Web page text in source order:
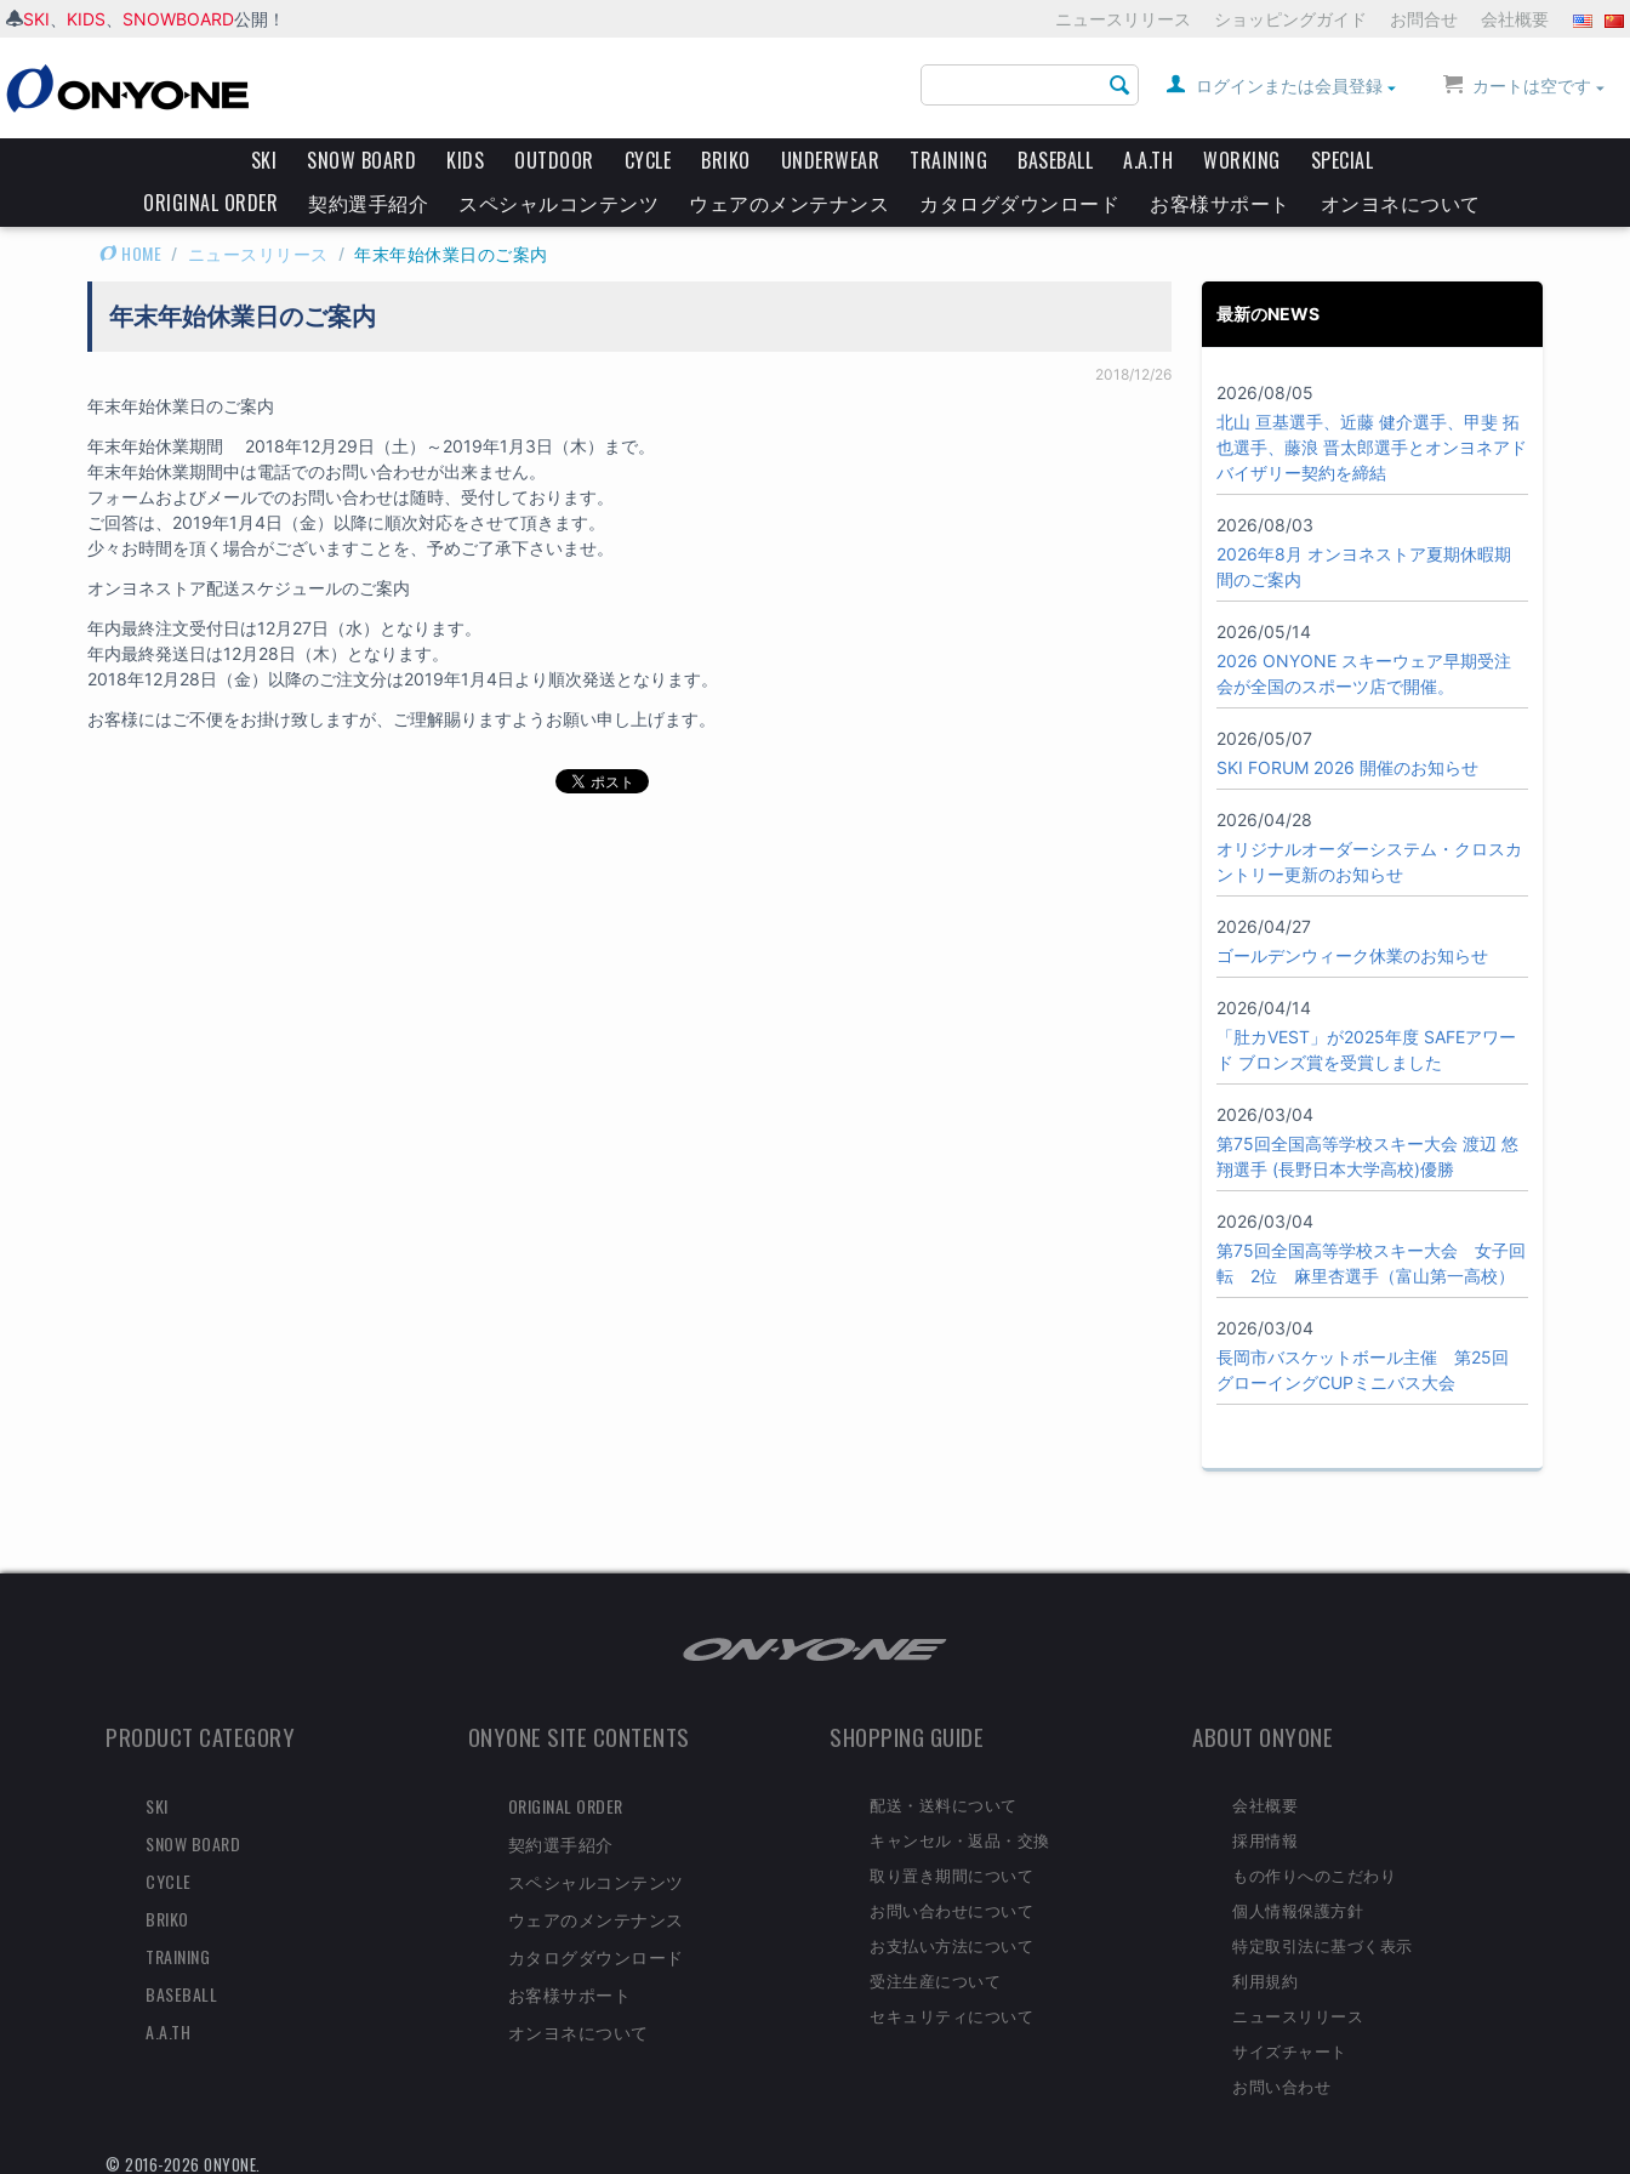
SKI KIDS SNOWBOARD公開！ ニュースリリース ショッピングガイド お問合せ 会社概要
カートは空です
ログインまたは会員登録
SKI SNOW BOARD KIDS OUTDOOR CYCLE BRIKO UNDERWEAR TRAINING BASEBALL A.A.TH WORKING
SPECIAL
ORIGINAL ORDER
契約選手紹介 スペシャルコンテンツ ウェアのメンテナンス カタログダウンロード お客様サポート オンヨネについて
HOME / ニュースリリース / 年末年始休業日のご案内
年末年始休業日のご案内
2018/12/26
年末年始休業日のご案内
年末年始休業期間 2018年12月29日（土）～2019年1月3日（木）まで。
年末年始休業期間中は電話でのお問い合わせが出来ません。
フォームおよびメールでのお問い合わせは随時、受付しております。
ご回答は、2019年1月4日（金）以降に順次対応をさせて頂きます。
少々お時間を頂く場合がございますことを、予めご了承下さいませ。
オンヨネストア配送スケジュールのご案内
年内最終注文受付日は12月27日（水）となります。
年内最終発送日は12月28日（木）となります。
2018年12月28日（金）以降のご注文分は2019年1月4日より順次発送となります。
お客様にはご不便をお掛け致しますが、ご理解賜りますようお願い申し上げます。
最新のNEWS
2026/08/05
北山 亘基選手、近藤 健介選手、甲斐 拓
也選手、藤浪 晋太郎選手とオンヨネアド
バイザリー契約を締結
2026/08/03
2026年8月 オンヨネストア夏期休暇期
間のご案内
2026/05/14
2026 ONYONE スキーウェア早期受注
会が全国のスポーツ店で開催。
2026/05/07
SKI FORUM 2026 開催のお知らせ
2026/04/28
オリジナルオーダーシステム・クロスカ
ントリー更新のお知らせ
2026/04/27
ゴールデンウィーク休業のお知らせ
2026/04/14
「肚カVEST」が2025年度 SAFEアワー
ド ブロンズ賞を受賞しました
2026/03/04
第75回全国高等学校スキー大会 渡辺 悠
翔選手 (長野日本大学高校)優勝
2026/03/04
第75回全国高等学校スキー大会 女子回
転 2位 麻里杏選手（富山第一高校）
2026/03/04
長岡市バスケットボール主催 第25回
グローイングCUPミニバス大会
PRODUCT CATEGORY
SKI
SNOW BOARD
CYCLE
BRIKO
TRAINING
BASEBALL
A.A.TH
ONYONE SITE CONTENTS
ORIGINAL ORDER
契約選手紹介
スペシャルコンテンツ
ウェアのメンテナンス
カタログダウンロード
お客様サポート
オンヨネについて
SHOPPING GUIDE
配送・送料について
キャンセル・返品・交換
取り置き期間について
お問い合わせについて
お支払い方法について
受注生産について
セキュリティについて
ABOUT ONYONE
会社概要
採用情報
もの作りへのこだわり
個人情報保護方針
特定取引法に基づく表示
利用規約
ニュースリリース
サイズチャート
お問い合わせ
© 2016-2026 ONYONE.